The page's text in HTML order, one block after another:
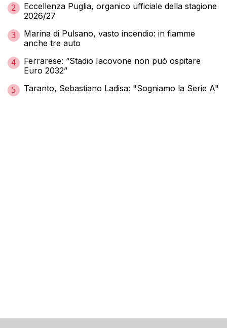
2
Eccellenza Puglia, organico ufficiale della stagione
2026/27
3
Marina di Pulsano, vasto incendio: in fiamme
anche tre auto
4
Ferrarese: “Stadio Iacovone non può ospitare
Euro 2032”
5 Taranto, Sebastiano Ladisa: "Sogniamo la Serie A"